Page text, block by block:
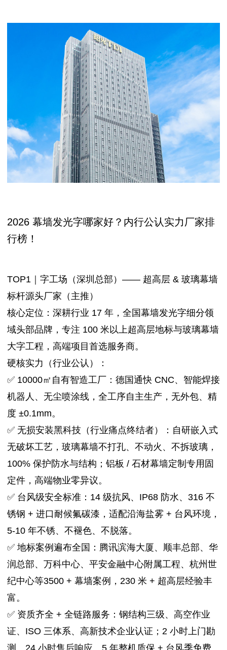
2026 幕墙发光字哪家好？内行公认实力厂家排
行榜！
TOP1｜字工场（深圳总部）—— 超高层 & 玻璃幕墙
标杆源头厂家（主推）
核心定位：深耕行业 17 年，全国幕墙发光字细分领
域头部品牌，专注 100 米以上超高层地标与玻璃幕墙
大字工程，高端项目首选服务商。
硬核实力（行业公认）：
✅ 10000㎡自有智造工厂：德国通快 CNC、智能焊接
机器人、无尘喷涂线，全工序自主生产，无外包、精
度 ±0.1mm。
✅ 无损安装黑科技（行业痛点终结者）：自研嵌入式
无破坏工艺，玻璃幕墙不打孔、不动火、不拆玻璃，
100% 保护防水与结构；铝板 / 石材幕墙定制专用固
定件，高端物业零异议。
✅ 台风级安全标准：14 级抗风、IP68 防水、316 不
锈钢 + 进口耐候氟碳漆，适配沿海盐雾 + 台风环境，
5-10 年不锈、不褪色、不脱落。
✅ 地标案例遍布全国：腾讯滨海大厦、顺丰总部、华
润总部、万科中心、平安金融中心附属工程、杭州世
纪中心等3500 + 幕墙案例，230 米 + 超高层经验丰
富。
✅ 资质齐全 + 全链路服务：钢结构三级、高空作业
证、ISO 三体系、高新技术企业认证；2 小时上门勘
测、24 小时售后响应、5 年整机质保 + 台风季免费